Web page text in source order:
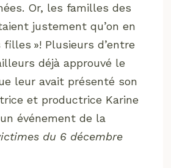
Or, les familles des
justement qu’on en
»! Plusieurs d’entre
déjà approuvé le
leur avait présenté son
et productrice Karine
événement de la
du 6 décembre